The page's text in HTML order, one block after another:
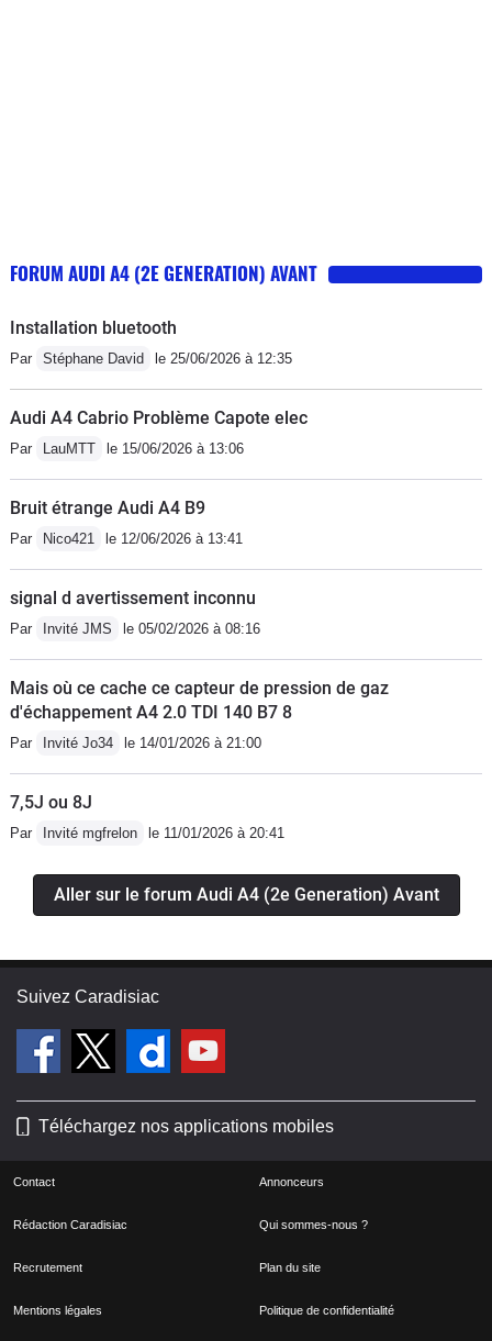
FORUM AUDI A4 (2E GENERATION) AVANT
Installation bluetooth
Par Stéphane David le 25/06/2026 à 12:35
Audi A4 Cabrio Problème Capote elec
Par LauMTT le 15/06/2026 à 13:06
Bruit étrange Audi A4 B9
Par Nico421 le 12/06/2026 à 13:41
signal d avertissement inconnu
Par Invité JMS le 05/02/2026 à 08:16
Mais où ce cache ce capteur de pression de gaz
d'échappement A4 2.0 TDI 140 B7 8
Par Invité Jo34 le 14/01/2026 à 21:00
7,5J ou 8J
Par Invité mgfrelon le 11/01/2026 à 20:41
Aller sur le forum Audi A4 (2e Generation) Avant
Suivez Caradisiac
Téléchargez nos applications mobiles
Contact Annonceurs
Rédaction Caradisiac Qui sommes-nous ?
Recrutement Plan du site
Mentions légales Politique de confidentialité